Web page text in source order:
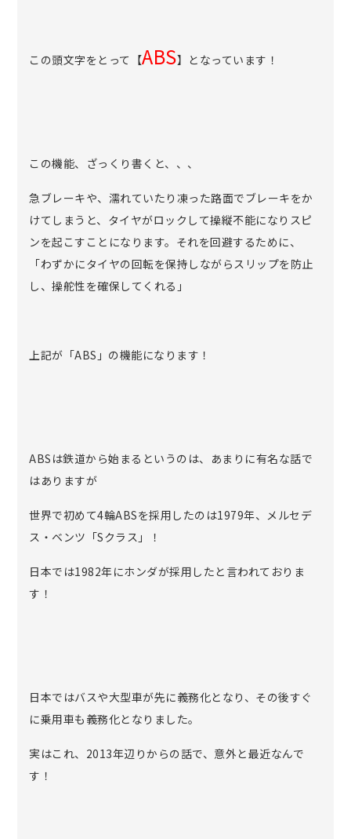
この頭文字をとって【ABS】となっています！
この機能、ざっくり書くと、、、
急ブレーキや、濡れていたり凍った路面でブレーキをか
けてしまうと、タイヤがロックして操縦不能になりスピ
ンを起こすことになります。それを回避するために、
「わずかにタイヤの回転を保持しながらスリップを防止
し、操舵性を確保してくれる」
上記が「ABS」の機能になります！
ABSは鉄道から始まるというのは、あまりに有名な話で
はありますが
世界で初めて4輪ABSを採用したのは1979年、メルセデ
ス・ベンツ「Sクラス」！
日本では1982年にホンダが採用したと言われておりま
す！
日本ではバスや大型車が先に義務化となり、その後すぐ
に乗用車も義務化となりました。
実はこれ、2013年辺りからの話で、意外と最近なんで
す！